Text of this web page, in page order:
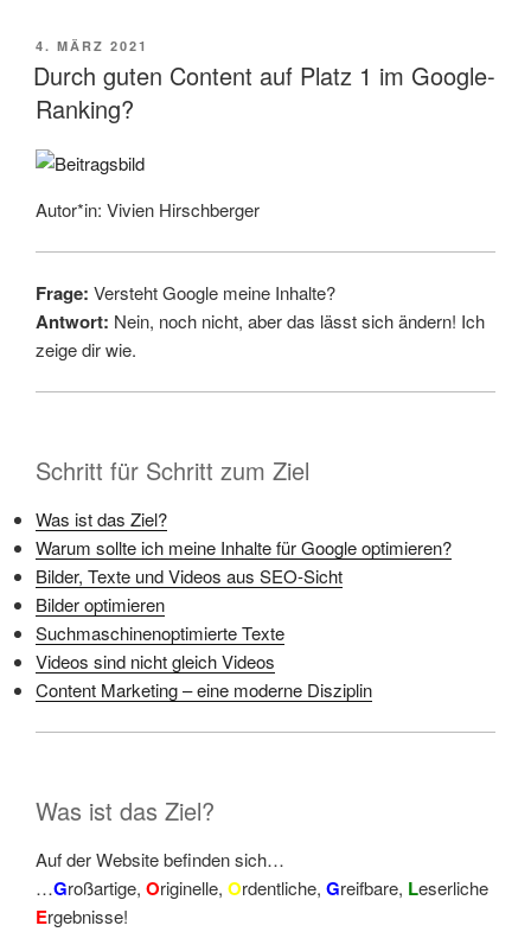
VERÖFFENTLICHT
AM
4. MÄRZ 2021
Durch guten Content auf Platz 1 im Google-
Ranking?
Autor*in: Vivien Hirschberger
Frage: Versteht Google meine Inhalte?
Antwort: Nein, noch nicht, aber das lässt sich ändern! Ich
zeige dir wie.
Schritt für Schritt zum Ziel
Was ist das Ziel?
Warum sollte ich meine Inhalte für Google optimieren?
Bilder, Texte und Videos aus SEO-Sicht
Bilder optimieren
Suchmaschinenoptimierte Texte
Videos sind nicht gleich Videos
Content Marketing – eine moderne Disziplin
Was ist das Ziel?
Auf der Website befinden sich…
…Großartige, Originelle, Ordentliche, Greifbare, Leserliche
Ergebnisse!